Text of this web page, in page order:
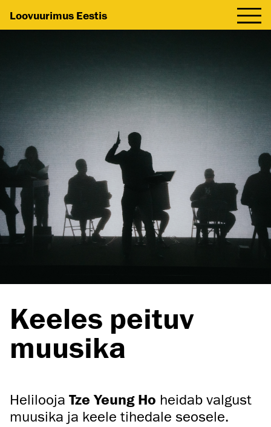
Loovuurimus Eestis
Keeles peituv
muusika
Helilooja Tze Yeung Ho heidab valgust
muusika ja keele tihedale seosele.